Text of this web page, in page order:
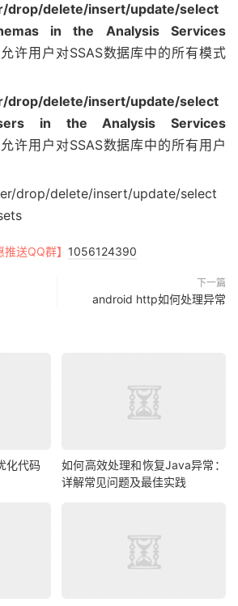
drop/delete/insert/update/select
in the Analysis Services
允许用户对SSAS数据库中的所有模式
drop/delete/insert/update/select
in the Analysis Services
允许用户对SSAS数据库中的所有用户
drop/delete/insert/update/select
推送QQ群】 1056124390
下一篇
android http如何处理异常
化代码
如何高效处理和恢复Java异常：
详解常见问题及最佳实践